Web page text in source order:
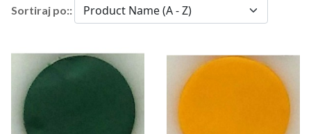
Sortiraj po::